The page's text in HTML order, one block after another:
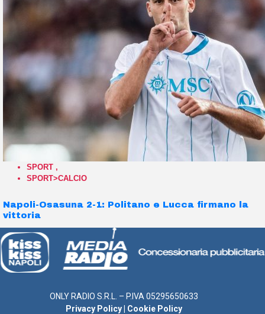
SPORT ,
SPORT>CALCIO
Napoli-Osasuna 2-1: Politano e Lucca firmano la
vittoria
ONLY RADIO S.R.L. – P.IVA 05295650633
Privacy Policy
Cookie Policy